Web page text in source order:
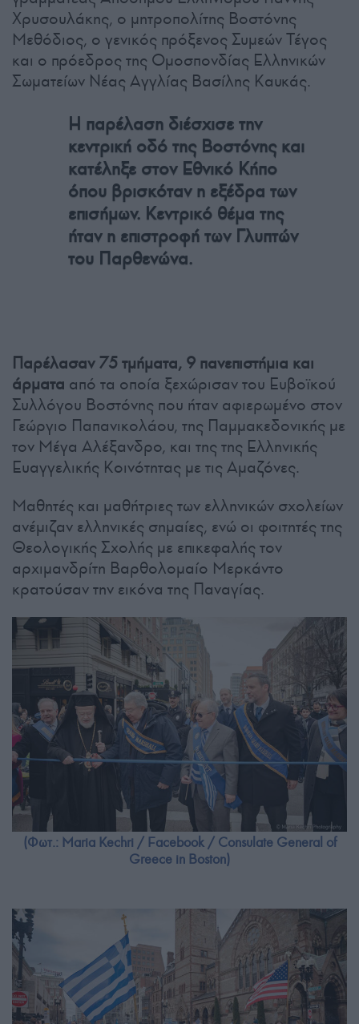
Χρυσουλάκης, ο μητροπολίτης Βοστόνης
Μεθόδιος, ο γενικός πρόξενος Συμεών Τέγος
και ο πρόεδρος της Ομοσπονδίας Ελληνικών
Σωματείων Νέας Αγγλίας Βασίλης Καυκάς.
Η παρέλαση διέσχισε την
κεντρική οδό της Βοστόνης και
κατέληξε στον Εθνικό Κήπο
όπου βρισκόταν η εξέδρα των
επισήμων. Κεντρικό θέμα της
ήταν η επιστροφή των Γλυπτών
του Παρθενώνα.
Παρέλασαν 75 τμήματα, 9 πανεπιστήμια και
άρματα από τα οποία ξεχώρισαν του Ευβοϊκού
Συλλόγου Βοστόνης που ήταν αφιερωμένο στον
Γεώργιο Παπανικολάου, της Παμμακεδονικής με
τον Μέγα Αλέξανδρο, και της της Ελληνικής
Ευαγγελικής Κοινότητας με τις Αμαζόνες.
Μαθητές και μαθήτριες των ελληνικών σχολείων
ανέμιζαν ελληνικές σημαίες, ενώ οι φοιτητές της
Θεολογικής Σχολής με επικεφαλής τον
αρχιμανδρίτη Βαρθολομαίο Μερκάντο
κρατούσαν την εικόνα της Παναγίας.
(Φωτ.: Maria Kechri / Facebook / Consulate General of
Greece in Boston)